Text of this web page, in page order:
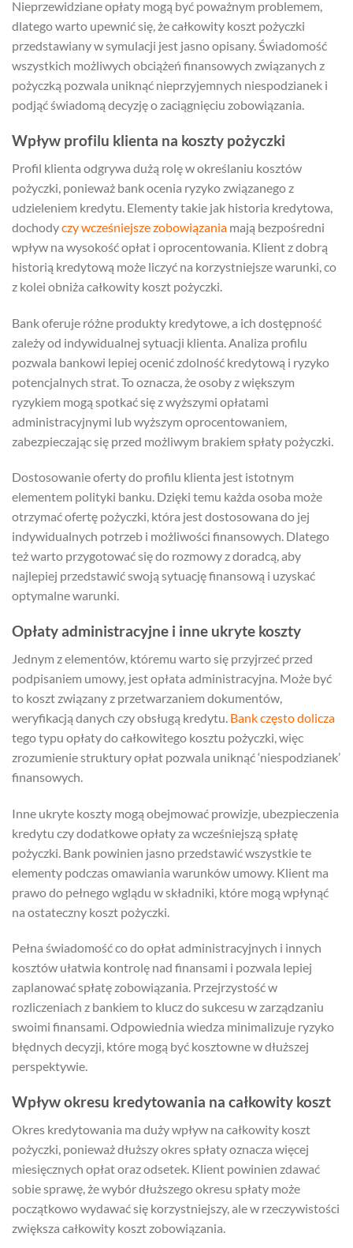
Nieprzewidziane opłaty mogą być poważnym problemem,
dlatego warto upewnić się, że całkowity koszt pożyczki
przedstawiany w symulacji jest jasno opisany. Świadomość
wszystkich możliwych obciążeń finansowych związanych z
pożyczką pozwala uniknąć nieprzyjemnych niespodzianek i
podjąć świadomą decyzję o zaciągnięciu zobowiązania.
Wpływ profilu klienta na koszty pożyczki
Profil klienta odgrywa dużą rolę w określaniu kosztów
pożyczki, ponieważ bank ocenia ryzyko związanego z
udzieleniem kredytu. Elementy takie jak historia kredytowa,
dochodyczy wcześniejsze zobowiązania mają bezpośredni
wpływ na wysokość opłat i oprocentowania. Klient z dobrą
historią kredytową może liczyć na korzystniejsze warunki, co
z kolei obniża całkowity koszt pożyczki.
Bank oferuje różne produkty kredytowe, a ich dostępność
zależy od indywidualnej sytuacji klienta. Analiza profilu
pozwala bankowi lepiej ocenić zdolność kredytową i ryzyko
potencjalnych strat. To oznacza, że osoby z większym
ryzykiem mogą spotkać się z wyższymi opłatami
administracyjnymi lub wyższym oprocentowaniem,
zabezpieczając się przed możliwym brakiem spłaty pożyczki.
Dostosowanie oferty do profilu klienta jest istotnym
elementem polityki banku. Dzięki temu każda osoba może
otrzymać ofertę pożyczki, która jest dostosowana do jej
indywidualnych potrzeb i możliwości finansowych. Dlatego
też warto przygotować się do rozmowy z doradcą, aby
najlepiej przedstawić swoją sytuację finansową i uzyskać
optymalne warunki.
Opłaty administracyjne i inne ukryte koszty
Jednym z elementów, któremu warto się przyjrzeć przed
podpisaniem umowy, jest opłata administracyjna. Może być
to koszt związany z przetwarzaniem dokumentów,
weryfikacją danych czy obsługą kredytu. Bank często dolicza
tego typu opłaty do całkowitego kosztu pożyczki, więc
zrozumienie struktury opłat pozwala uniknąć ‘niespodzianek’
finansowych.
Inne ukryte koszty mogą obejmować prowizje, ubezpieczenia
kredytu czy dodatkowe opłaty za wcześniejszą spłatę
pożyczki. Bank powinien jasno przedstawić wszystkie te
elementy podczas omawiania warunków umowy. Klient ma
prawo do pełnego wglądu w składniki, które mogą wpłynąć
na ostateczny koszt pożyczki.
Pełna świadomość co do opłat administracyjnych i innych
kosztów ułatwia kontrolę nad finansami i pozwala lepiej
zaplanować spłatę zobowiązania. Przejrzystość w
rozliczeniach z bankiem to klucz do sukcesu w zarządzaniu
swoimi finansami. Odpowiednia wiedza minimalizuje ryzyko
błędnych decyzji, które mogą być kosztowne w dłuższej
perspektywie.
Wpływ okresu kredytowania na całkowity koszt
Okres kredytowania ma duży wpływ na całkowity koszt
pożyczki, ponieważ dłuższy okres spłaty oznacza więcej
miesięcznych opłat oraz odsetek. Klient powinien zdawać
sobie sprawę, że wybór dłuższego okresu spłaty może
początkowo wydawać się korzystniejszy, ale w rzeczywistości
zwiększa całkowity koszt zobowiązania.